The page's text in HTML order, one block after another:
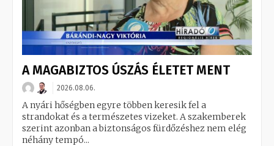
A MAGABIZTOS ÚSZÁS ÉLETET MENT
2026.08.06.
A nyári hőségben egyre többen keresik fel a
strandokat és a természetes vizeket. A szakemberek
szerint azonban a biztonságos fürdőzéshez nem elég
néhány tempó...